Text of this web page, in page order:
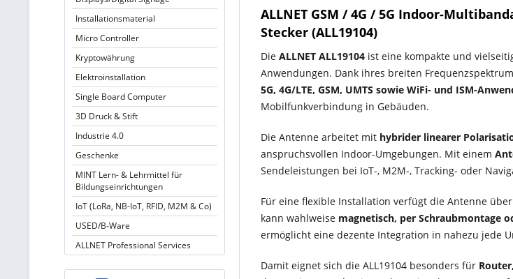
Installationsmaterial
Micro Controller
Kryptowährung
Elektroinstallation
Single Board Computer
3D Druck & Stift
Industrie 4.0
Geschenke
MINT Lern- & Lehrmittel für
Bildungseinrichtungen
IoT (LoRa, NB-IoT, RFID, M2M & Co)
USED/B-Ware
ALLNET Professional Services
ALLNET GSM / 4G / 5G Indoor-
Stecker (ALL19104)
Die ALLNET ALL19104 ist eine kompakte und
Anwendungen. Dank ihres breiten
5G, 4G/LTE, GSM, UMTS sowie WiFi- und ISM-
Mobilfunkverbindung in Gebäuden.
Die Antenne arbeitet mit hybrider linearer
anspruchsvollen Indoor-Umgebungen. Mit einem
Sendeleistungen bei IoT-, M2M-, Tracking- oder
Für eine flexible Installation verfügt die Antenne
kann wahlweise magnetisch, per Schraubmontage
ermöglicht eine dezente Integration in nahezu jede
Damit eignet sich die ALL19104 besonders für